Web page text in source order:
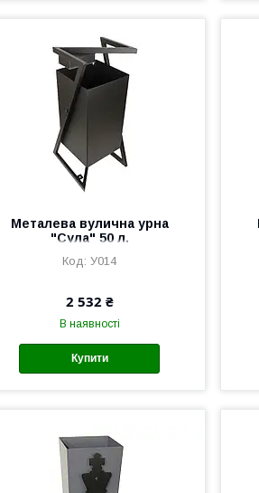
Металева вулична урна
"Сула" 50 л.
У014
2 532 ₴
В наявності
Купити